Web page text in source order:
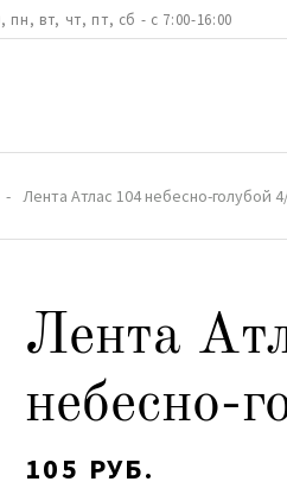
пн, вт, чт, пт, сб - с 7:00-16:00
Лента Атлас 104 небесно-голубой
Лента
небесно-
105 РУБ.